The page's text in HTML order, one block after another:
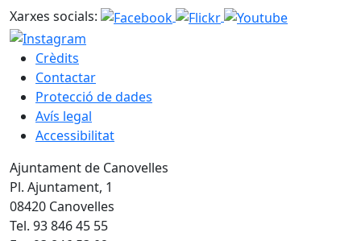
Xarxes socials:
Crèdits
Contactar
Protecció de dades
Avís legal
Accessibilitat
Ajuntament de Canovelles
Pl. Ajuntament, 1
08420 Canovelles
Tel. 93 846 45 55